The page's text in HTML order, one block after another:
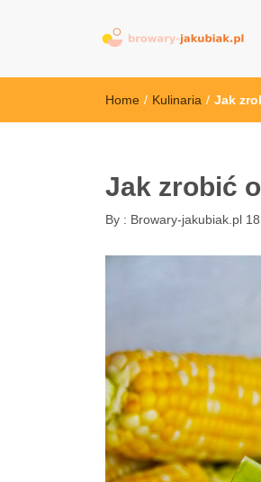
Home / Kulinaria / Jak
Jak zrobić
By : Browary-jakubiak.pl